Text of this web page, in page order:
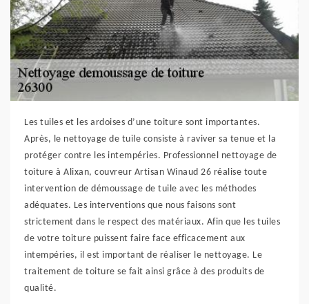
Les tuiles et les ardoises d’une toiture sont importantes.
Après, le nettoyage de tuile consiste à raviver sa tenue et la
protéger contre les intempéries. Professionnel nettoyage de
toiture à Alixan, couvreur Artisan Winaud 26 réalise toute
intervention de démoussage de tuile avec les méthodes
adéquates. Les interventions que nous faisons sont
strictement dans le respect des matériaux. Afin que les tuiles
de votre toiture puissent faire face efficacement aux
intempéries, il est important de réaliser le nettoyage. Le
traitement de toiture se fait ainsi grâce à des produits de
qualité.